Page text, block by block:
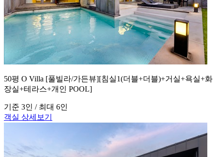
50평 O Villa [풀빌라/가든뷰][침실1(더블+더블)+거실+욕실+화
장실+테라스+개인 POOL]
기준 3인 / 최대 6인
객실 상세보기